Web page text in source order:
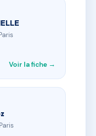
Voir la fiche →